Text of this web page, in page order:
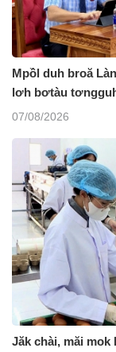
Mpồl duh broă
lơh bơtàu
07/08/2026
Jăk chài, măi